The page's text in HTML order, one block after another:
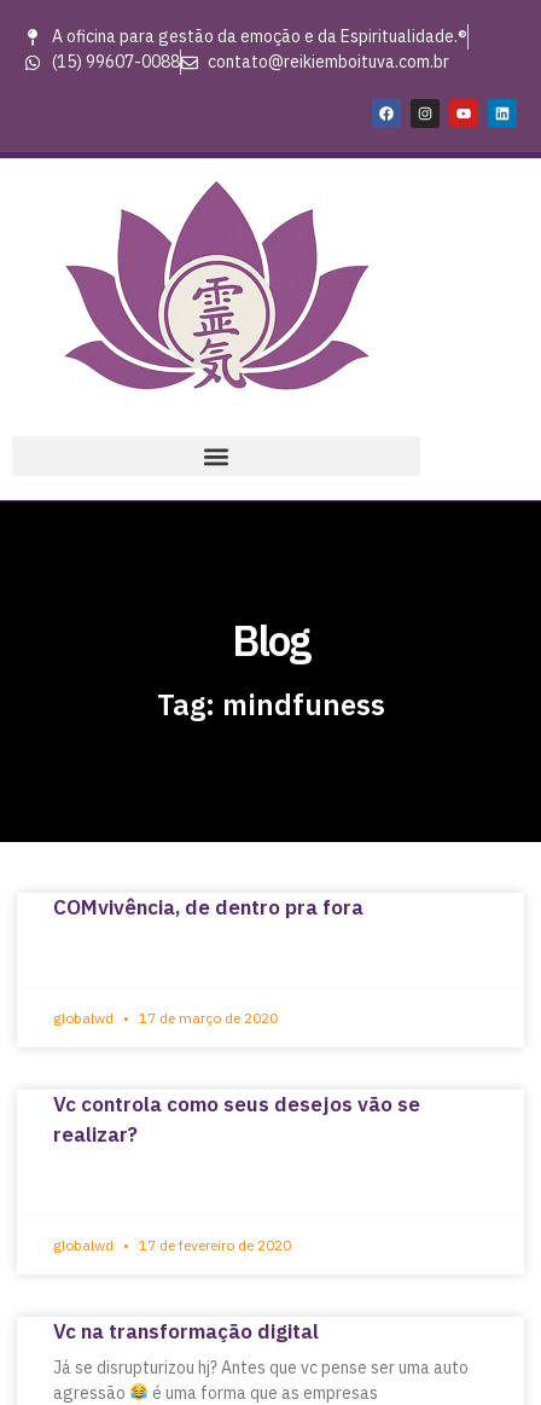
A oficina para gestão da emoção e da Espiritualidade.®
(15) 99607-0088
contato@reikiemboituva.com.br
Blog
Tag: mindfuness
COMvivência, de dentro pra fora
globalwd 17 de março de 2020
Vc controla como seus desejos vão se
realizar?
globalwd 17 de fevereiro de 2020
Vc na transformação digital
Já se disrupturizou hj? Antes que vc pense ser uma auto
agressão
é uma forma que as empresas